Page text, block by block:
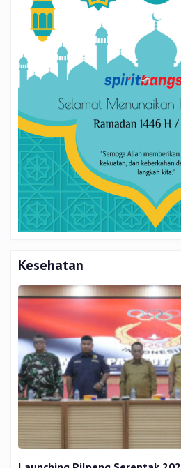
Kesehatan